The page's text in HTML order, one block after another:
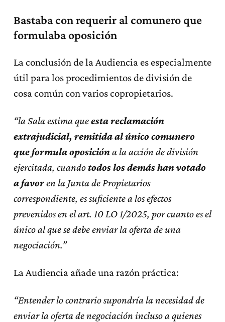
Bastaba con requerir al comunero que
formulaba oposición
La conclusión de la Audiencia es especialmente
útil para los procedimientos de división de
cosa común con varios copropietarios.
“la Sala estima queesta reclamación
extrajudicial, remitida al único comunero
que formula oposicióna la acción de división
ejercitada, cuandotodos los demás han votado
a favoren la Junta de Propietarios
correspondiente, es suficiente a los efectos
prevenidos en el art. 10 LO 1/2025, por cuanto es el
único al que se debe enviar la oferta de una
negociación.”
La Audiencia añade una razón práctica:
“Entender lo contrario supondría la necesidad de
enviar la oferta de negociación incluso a quienes